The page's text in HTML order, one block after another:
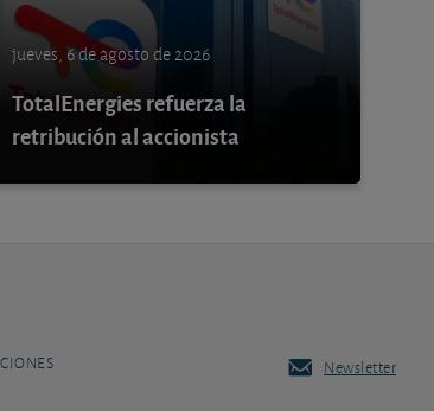
jueves, 6 de agosto de 2026
TotalEnergies refuerza la
retribución al accionista
Newsletter